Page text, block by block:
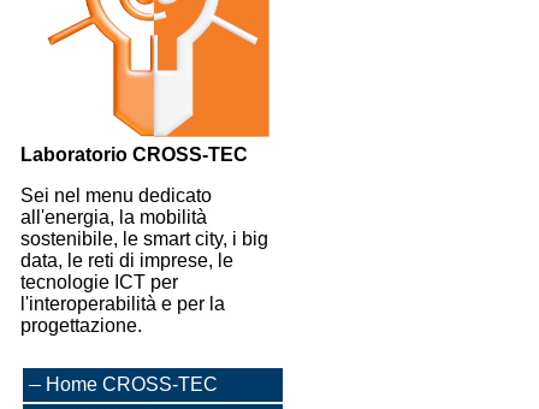
Laboratorio CROSS-TEC
Sei nel menu dedicato
all'energia, la mobilità
sostenibile, le smart city, i big
data, le reti di imprese, le
tecnologie ICT per
l'interoperabilità e per la
progettazione.
Home CROSS-TEC